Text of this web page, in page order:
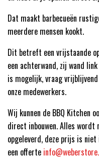
Dat maakt barbecueën
meerdere mensen kookt.
Dit betreft een vrijstaande
een achterwand, zij wand
is mogelijk, vraag
onze medewerkers.
Wij kunnen de BBQ Kitchen
direct inbouwen. Alles
opgeleverd, deze prijs is
een offerte